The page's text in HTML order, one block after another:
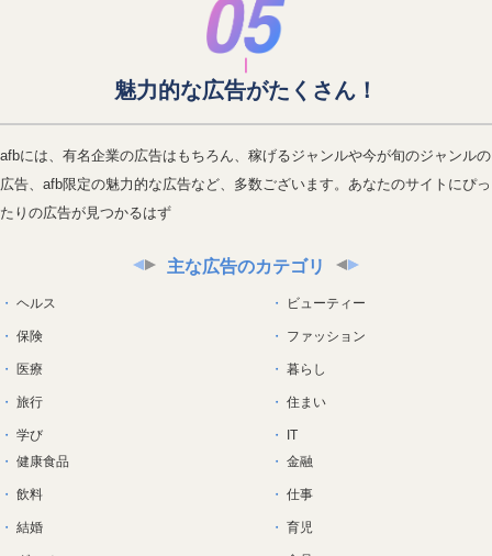
魅力的な広告がたくさん！
afbには、有名企業の広告はもちろん、稼げるジャンルや今が旬のジャンルの
広告、afb限定の魅力的な広告など、多数ございます。あなたのサイトにぴっ
たりの広告が見つかるはず
主な広告のカテゴリ
ヘルス
保険
医療
旅行
学び
ビューティー
ファッション
暮らし
住まい
IT
健康食品
飲料
結婚
金融
仕事
育児